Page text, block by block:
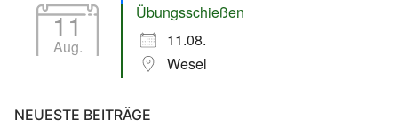
11
Aug.
Übungsschießen
11.08.
Wesel
NEUESTE BEITRÄGE